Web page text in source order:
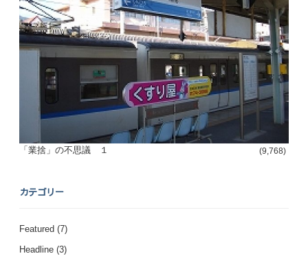
「業捨」の不思議 １ (9,768)
カテゴリー
Featured (7)
Headline (3)